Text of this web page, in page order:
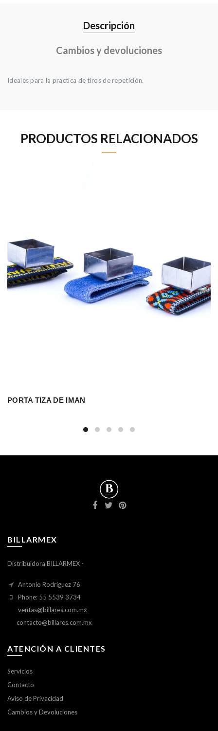
Descripción
Cambios y devoluciones
Ideales para la practica de tiros de repetición.
PRODUCTOS RELACIONADOS
PORTA TIZA DE IMAN
BILLARMEX
Distribuidora BILLARMEX -
Antonio Rodriguez 76
Phone: 55 5539 3734
ventas@billares.com.mx
contacto@billares.com.mx
ATENCIÓN A CLIENTES
Servicios
Contacto
Aviso de Privacidad
Cambios y Devoluciones